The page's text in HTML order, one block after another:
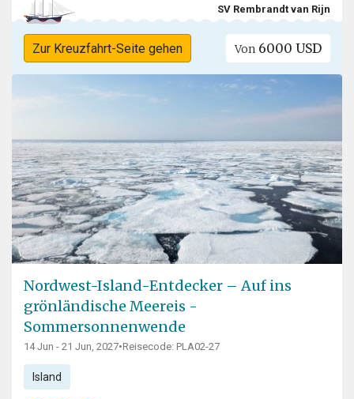
SV Rembrandt van Rijn
Zur Kreuzfahrt-Seite gehen Von 6000 USD
Nordwest-Island-Entdecker – Auf ins
grönländische Meereis -
Sommersonnenwende
14 Jun - 21 Jun, 2027•Reisecode: PLA02-27
Island